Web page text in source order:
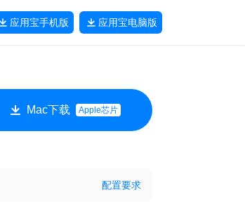
应用宝手机版 应用宝电脑版
Mac下载 Apple芯片
配置要求